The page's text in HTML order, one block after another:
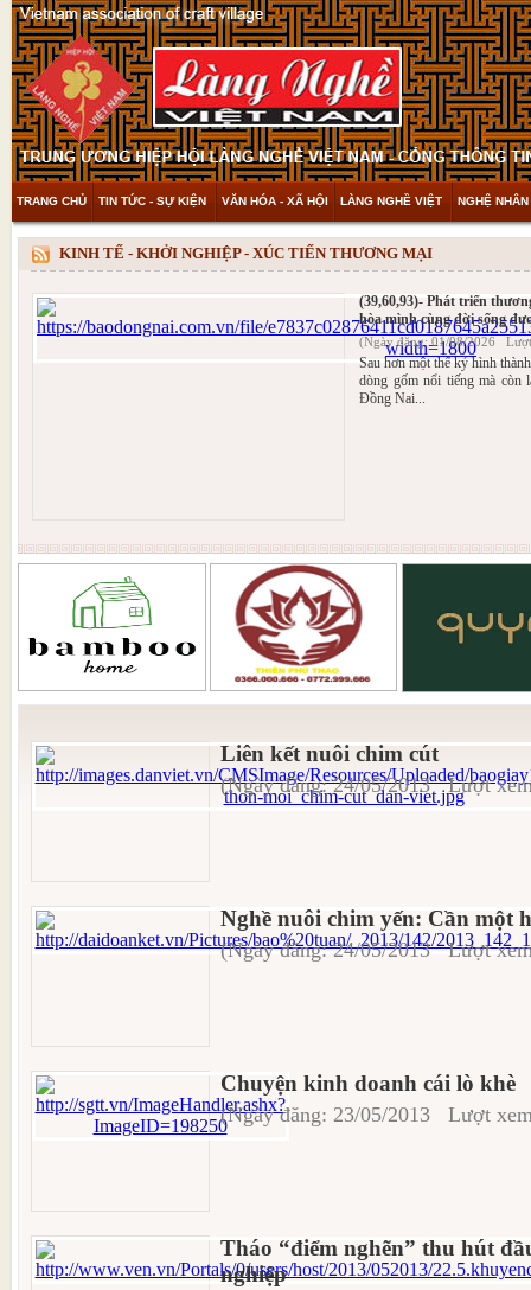
TRANG CHỦ TIN TỨC - SỰ KIỆN VĂN HÓA - XÃ HỘI LÀNG NGHỀ VIỆT NGHỆ
THAM KHẢO & KHÁM PHÁ VIDEO
KINH TẾ - KHỞI NGHIỆP - XÚC TIẾN THƯƠNG MẠI
(39,60,93)- Phát triển
hòa mình cùng đời sống
(Ngày đăng: 01/08/2026
Sau hơn một thế kỷ hình
dòng gốm nổi tiếng mà còn
Đồng Nai...
Liên kết nuôi chim cút
(Ngày đăng: 24/05/2013 Lượt
Nghề nuôi chim yến: Cần một
(Ngày đăng: 24/05/2013 Lượt
Chuyện kinh doanh cái lò khè
(Ngày đăng: 23/05/2013 Lượt
Tháo “điểm nghẽn” thu hút
nghiệp